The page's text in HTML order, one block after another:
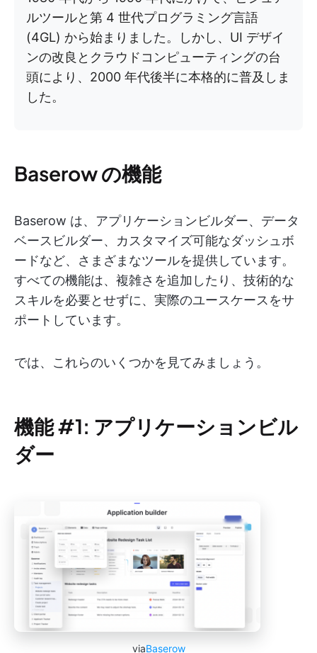
ルツールと第 4 世代プログラミング言語
(4GL) から始まりました。しかし、UI デザイ
ンの改良とクラウドコンピューティングの台
頭により、2000 年代後半に本格的に普及しま
した。
Baserow の機能
Baserow は、アプリケーションビルダー、データ
ベースビルダー、カスタマイズ可能なダッシュボ
ードなど、さまざまなツールを提供しています。
すべての機能は、複雑さを追加したり、技術的な
スキルを必要とせずに、実際のユースケースをサ
ポートしています。
では、これらのいくつかを見てみましょう。
機能 #1: アプリケーションビル
ダー
viaBaserow